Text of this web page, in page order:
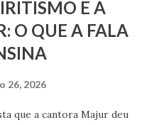
E A
O QUE A FALA
26, 2026
que a cantora Majur deu